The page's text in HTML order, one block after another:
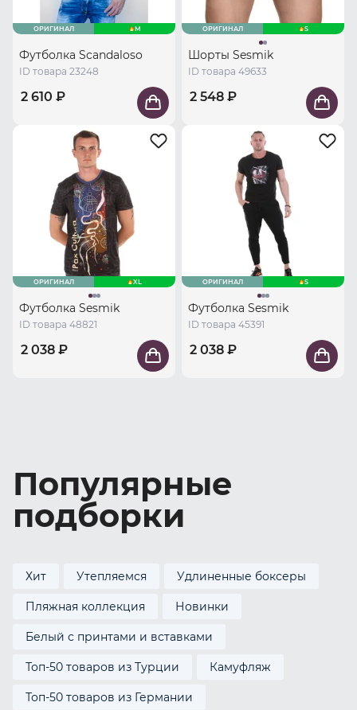
ОРИГИНАЛ M
Футболка Scandaloso
ID товара 23248
2 610 ₽
ОРИГИНАЛ S
Шорты Sesmik
ID товара 49633
2 548 ₽
ОРИГИНАЛ XL
Футболка Sesmik
ID товара 48821
2 038 ₽
ОРИГИНАЛ S
Футболка Sesmik
ID товара 45391
2 038 ₽
Популярные
подборки
Хит Утепляемся Удлиненные боксеры
Пляжная коллекция Новинки
Белый с принтами и вставками
Топ-50 товаров из Турции Камуфляж
Топ-50 товаров из Германии